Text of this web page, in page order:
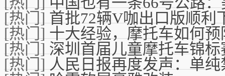
[热门]首批72辆V咖出口版顺利
[热门]十大经验，摩托车如何
[热门]深圳首届儿童摩托车锦标
[热门]人民日报再度发声：单